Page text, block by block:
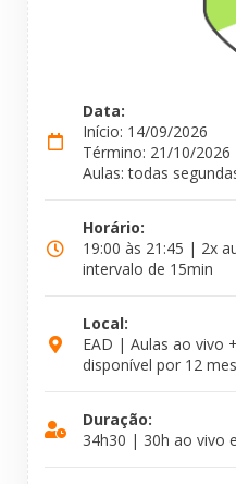
Data:
Início: 14/09/2026
Término: 21/10/2026
Aulas: todas
Horário:
19:00 às 21:45 | 2x
intervalo de 15min
Local:
EAD | Aulas ao vivo
disponível por 12
Duração:
34h30 | 30h ao vivo